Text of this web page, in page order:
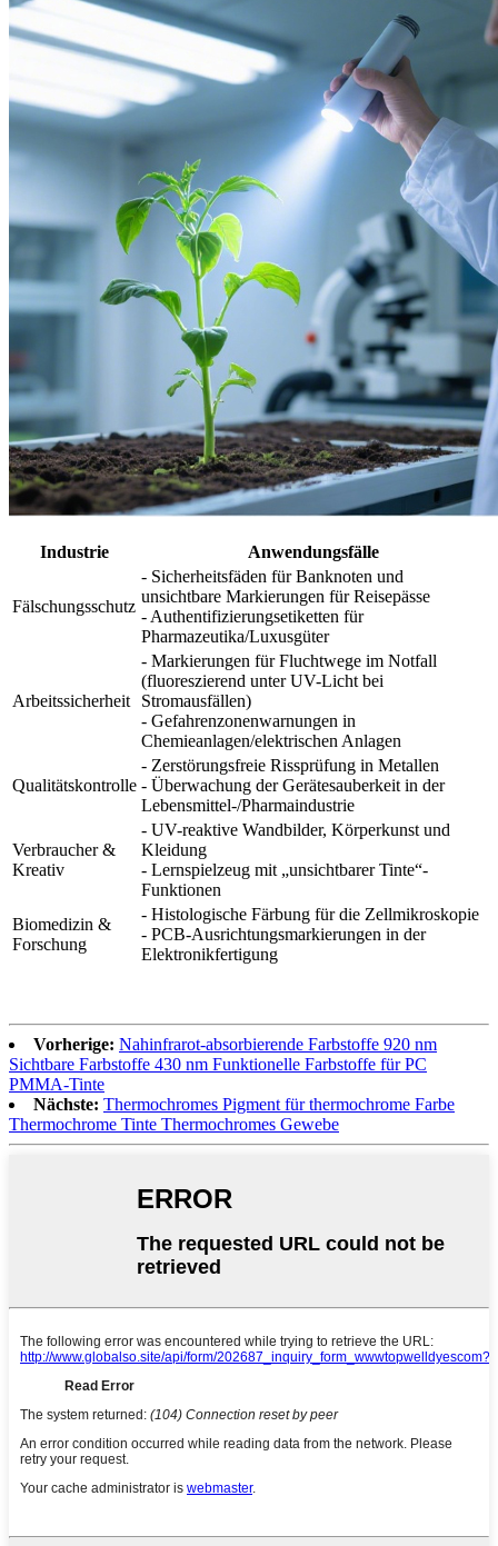
Industrie Anwendungsfälle
Fälschungsschutz
- Sicherheitsfäden für Banknoten und
unsichtbare Markierungen für Reisepässe
- Authentifizierungsetiketten für
Pharmazeutika/Luxusgüter
Arbeitssicherheit
- Markierungen für Fluchtwege im Notfall
(fluoreszierend unter UV-Licht bei
Stromausfällen)
- Gefahrenzonenwarnungen in
Chemieanlagen/elektrischen Anlagen
Qualitätskontrolle
- Zerstörungsfreie Rissprüfung in Metallen
- Überwachung der Gerätesauberkeit in der
Lebensmittel-/Pharmaindustrie
Verbraucher &
Kreativ
- UV-reaktive Wandbilder, Körperkunst und
Kleidung
- Lernspielzeug mit „unsichtbarer Tinte“-
Funktionen
Biomedizin &
Forschung
- Histologische Färbung für die Zellmikroskopie
- PCB-Ausrichtungsmarkierungen in der
Elektronikfertigung
Vorherige: Nahinfrarot-absorbierende Farbstoffe 920 nm
Sichtbare Farbstoffe 430 nm Funktionelle Farbstoffe für PC
PMMA-Tinte
Nächste: Thermochromes Pigment für thermochrome Farbe
Thermochrome Tinte Thermochromes Gewebe